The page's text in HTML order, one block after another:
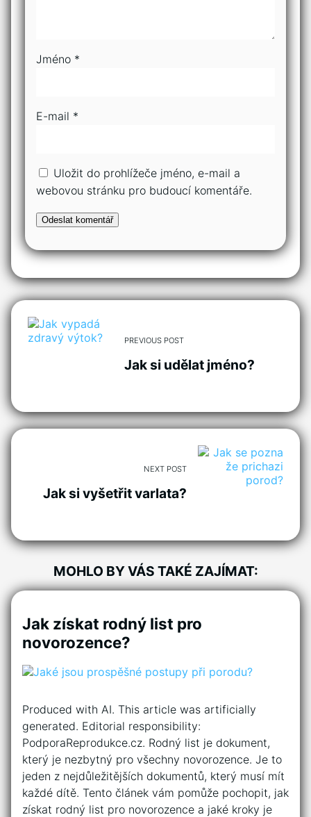
Jméno *
E-mail *
Uložit do prohlížeče jméno, e-mail a
webovou stránku pro budoucí komentáře.
PREVIOUS POST
Jak si udělat jméno?
NEXT POST
Jak si vyšetřit varlata?
MOHLO BY VÁS TAKÉ ZAJÍMAT:
Jak získat rodný list pro
novorozence?
Produced with AI. This article was artificially
generated. Editorial responsibility:
PodporaReprodukce.cz. Rodný list je dokument,
který je nezbytný pro všechny novorozence. Je to
jeden z nejdůležitějších dokumentů, který musí mít
každé dítě. Tento článek vám pomůže pochopit, jak
získat rodný list pro novorozence a jaké kroky je